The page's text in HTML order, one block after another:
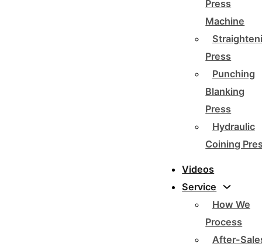
Press
Machine
Press
Punching
Blanking
Press
Hydraulic
Coining
Videos
Service
How We
Process
After-